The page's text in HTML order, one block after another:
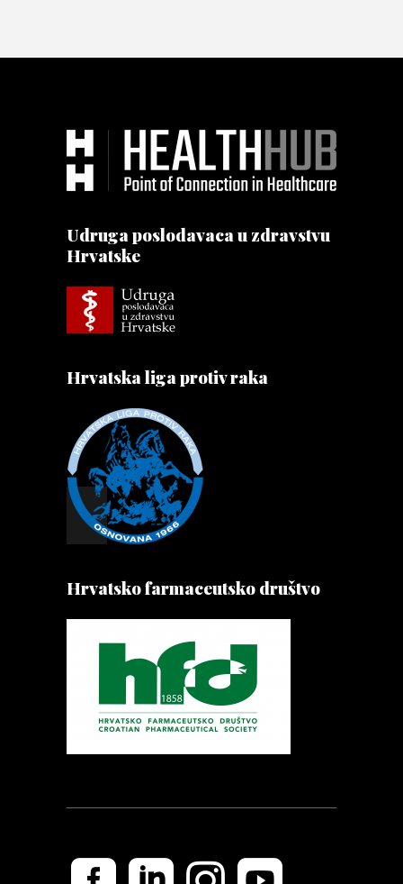
Udruga poslodavaca u zdravstvu
Hrvatske
Hrvatska liga protiv raka
Hrvatsko farmaceutsko društvo